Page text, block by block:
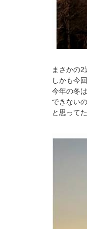
まさかの
しかも今
今年の冬
できない
と思って